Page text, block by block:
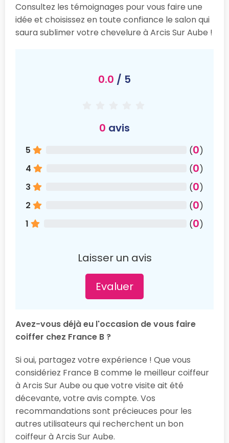
Consultez les témoignages pour vous faire une
idée et choisissez en toute confiance le salon qui
saura sublimer votre chevelure à Arcis Sur Aube !
0.0 / 5
0 avis
5 (0)
4
(0)
3
(0)
2
(0)
1
(0)
Laisser un avis
Evaluer
Avez-vous déjà eu l'occasion de vous faire
coiffer chez France B ?
Si oui, partagez votre expérience ! Que vous
considériez France B comme le meilleur coiffeur
à Arcis Sur Aube ou que votre visite ait été
décevante, votre avis compte. Vos
recommandations sont précieuces pour les
autres utilisateurs qui recherchent un bon
coiffeur à Arcis Sur Aube.